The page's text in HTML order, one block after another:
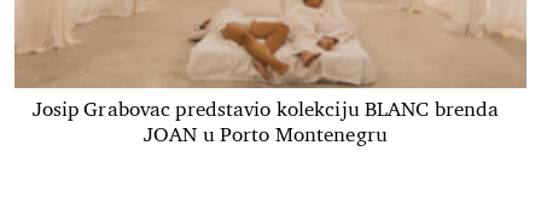
Josip Grabovac predstavio kolekciju BLANC brenda
JOAN u Porto Montenegru